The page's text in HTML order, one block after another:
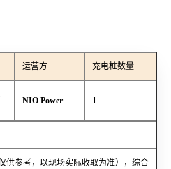
运营方 充电桩数量
NIO Power 1
供参考，以现场实际收取为准），综合